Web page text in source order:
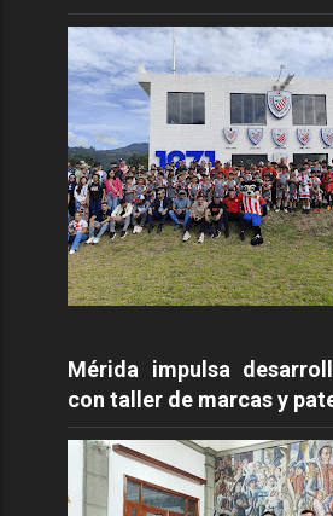
Mérida impulsa
con taller de marcas y